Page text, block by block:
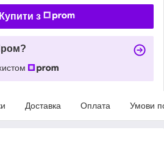
Купити з
Доставка Оплата Умови